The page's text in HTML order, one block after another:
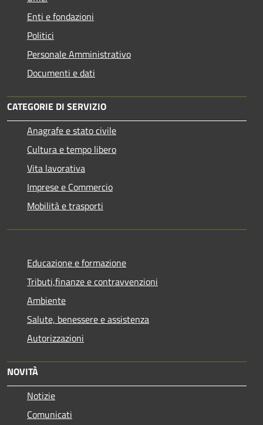
Enti e fondazioni
Politici
Personale Amministrativo
Documenti e dati
CATEGORIE DI SERVIZIO
Anagrafe e stato civile
Cultura e tempo libero
Vita lavorativa
Imprese e Commercio
Mobilità e trasporti
Educazione e formazione
Tributi,finanze e contravvenzioni
Ambiente
Salute, benessere e assistenza
Autorizzazioni
NOVITÀ
Notizie
Comunicati